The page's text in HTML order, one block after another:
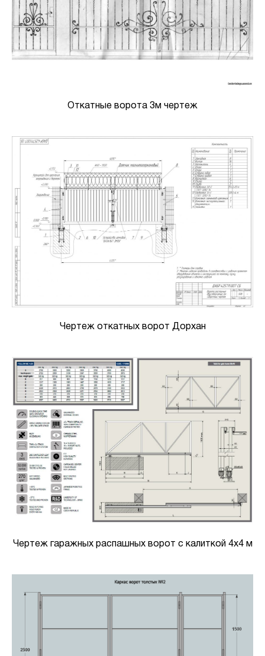
Откатные ворота 3м чертеж
Чертеж откатных ворот Дорхан
Чертеж гаражных распашных ворот с калиткой 4х4 м